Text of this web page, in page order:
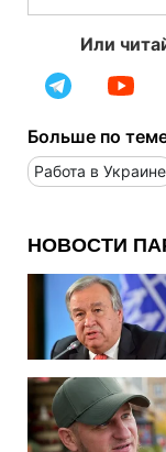
Или
Больше по
Работа в Украине